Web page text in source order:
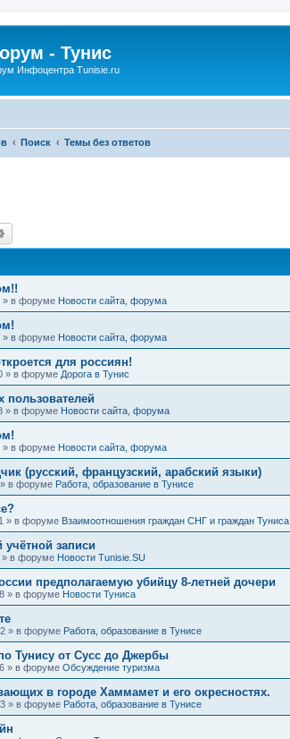
- Тунис
Инфоцентра Tunisie.ru
Поиск Темы без ответов
» в форуме Новости сайта, форума
» в форуме Новости сайта, форума
для россиян!
» в форуме Дорога в Тунис
пользователей
» в форуме Новости сайта, форума
» в форуме Новости сайта, форума
(русский, французский, арабский языки)
» в форуме Работа, образование в Тунисе
» в форуме Взаимоотношения граждан СНГ и граждан Туниса
учётной записи
» в форуме Новости Tunisie.SU
предполагаемую убийцу 8-летней дочери
» в форуме Новости Туниса
» в форуме Работа, образование в Тунисе
Тунису от Сусс до Джербы
» в форуме Обсуждение туризма
в городе Хаммамет и его окресностях.
» в форуме Работа, образование в Тунисе